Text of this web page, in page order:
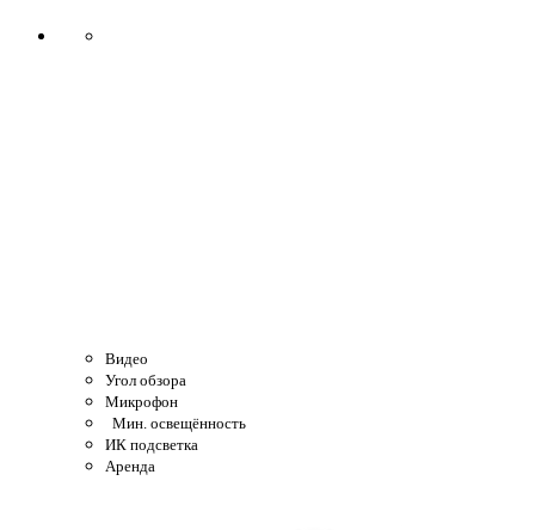
Видео
Угол обзора
Микрофон
Мин. освещённость
ИК подсветка
Аренда